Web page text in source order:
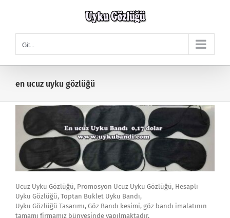
Git...
en ucuz uyku gözlüğü
Ucuz Uyku Gözlüğü, Promosyon Ucuz Uyku Gözlüğü, Hesaplı
Uyku Gözlüğü, Toptan Buklet Uyku Bandı,
Uyku Gözlüğü Tasarımı, Göz Bandı kesimi, göz bandı imalatının
tamamı firmamız bünyesinde yapılmaktadır.